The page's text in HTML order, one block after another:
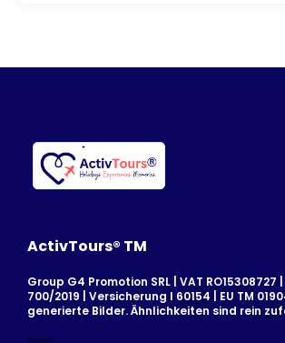
ActivTours® TM
Group G4 Promotion SRL | VAT RO15308727
700/2019 | Versicherung I 60154 | EU TM
generierte Bilder. Ähnlichkeiten sind rein